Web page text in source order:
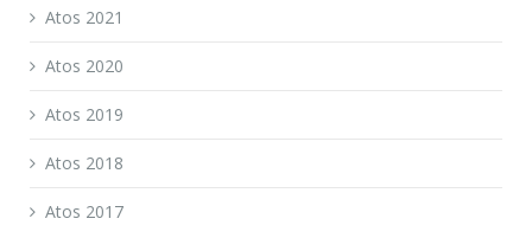
Atos 2021
Atos 2020
Atos 2019
Atos 2018
Atos 2017